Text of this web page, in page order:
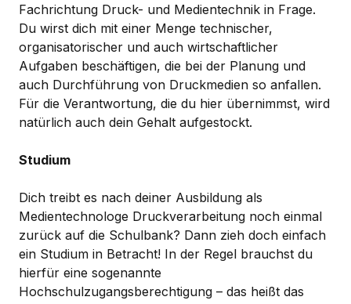
Fachrichtung Druck- und Medientechnik in Frage.
Du wirst dich mit einer Menge technischer,
organisatorischer und auch wirtschaftlicher
Aufgaben beschäftigen, die bei der Planung und
auch Durchführung von Druckmedien so anfallen.
Für die Verantwortung, die du hier übernimmst, wird
natürlich auch dein Gehalt aufgestockt.
Studium
Dich treibt es nach deiner Ausbildung als
Medientechnologe Druckverarbeitung noch einmal
zurück auf die Schulbank? Dann zieh doch einfach
ein Studium in Betracht! In der Regel brauchst du
hierfür eine sogenannte
Hochschulzugangsberechtigung – das heißt das